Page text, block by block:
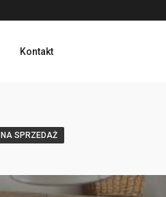
Kontakt
NA SPRZEDAŻ